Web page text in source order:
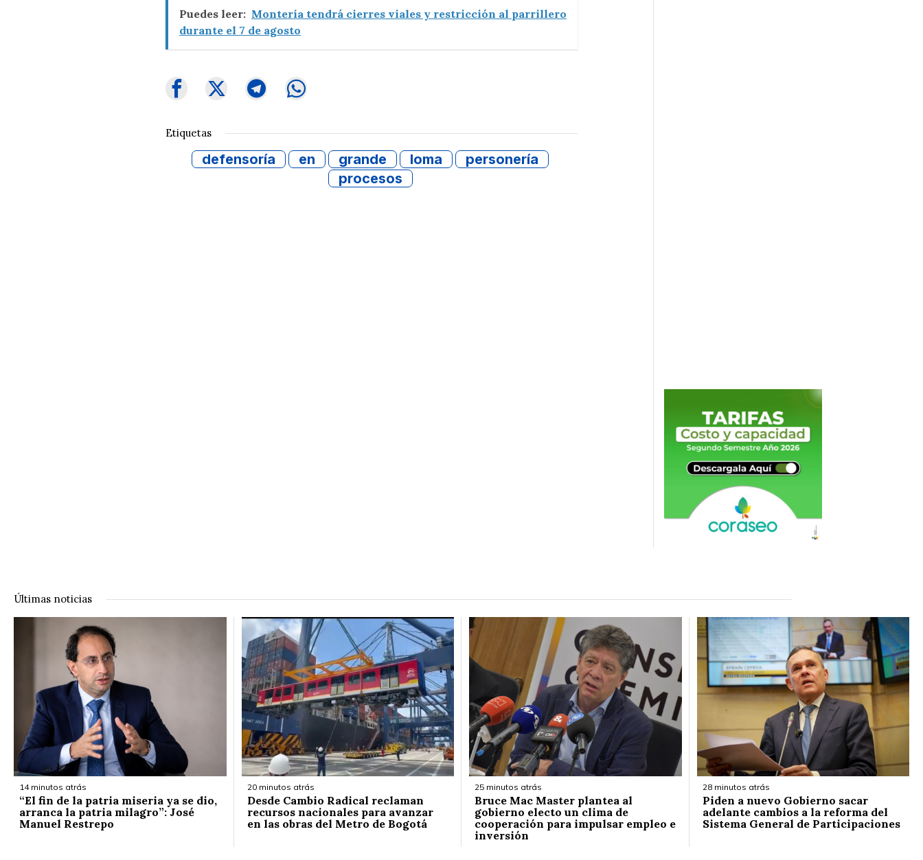
Puedes leer: Montería tendrá cierres viales y restricción al parrillero
durante el 7 de agosto
Etiquetas
defensoría en grande loma
personería
procesos
Últimas noticias
14 minutos atrás
“El fin de la patria miseria ya se dio,
arranca la patria milagro”: José
Manuel Restrepo
20 minutos atrás
Desde Cambio Radical reclaman
recursos nacionales para avanzar
en las obras del Metro de Bogotá
25 minutos atrás
Bruce Mac Master plantea al
gobierno electo un clima de
cooperación para impulsar empleo e
inversión
28 minutos atrás
Piden a nuevo Gobierno sacar
adelante cambios a la reforma del
Sistema General de Participaciones